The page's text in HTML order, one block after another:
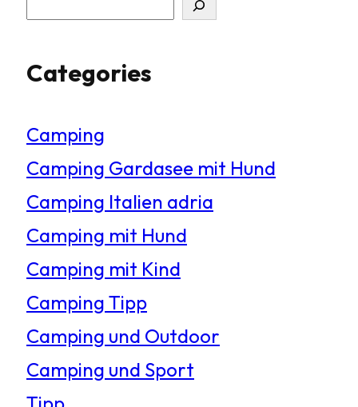
c
e
n
Categories
Camping
Camping Gardasee mit Hund
Camping Italien adria
Camping mit Hund
Camping mit Kind
Camping Tipp
Camping und Outdoor
Camping und Sport